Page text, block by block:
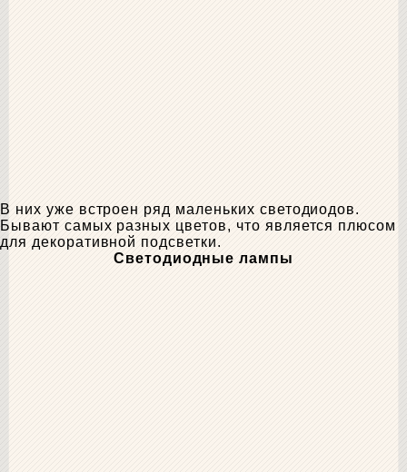
В них уже встроен ряд маленьких светодиодов.
Бывают самых разных цветов, что является плюсом
для декоративной подсветки.
Светодиодные лампы